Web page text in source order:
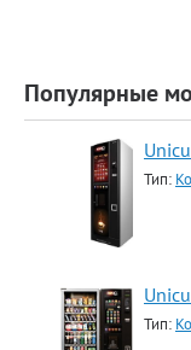
Популярные
Тип:
Тип: